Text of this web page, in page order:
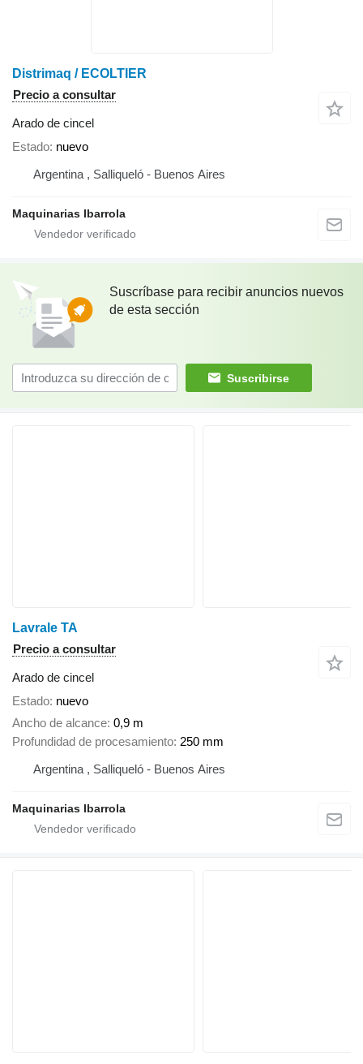
Distrimaq / ECOLTIER
Precio a consultar
Arado de cincel
Estado nuevo
Argentina , Salliqueló - Buenos Aires
Maquinarias Ibarrola
Suscríbase para recibir anuncios nuevos
de esta sección
Suscribirse
Lavrale TA
Precio a consultar
Arado de cincel
Estado nuevo
Ancho de alcance 0,9 m
Profundidad de procesamiento 250 mm
Argentina , Salliqueló - Buenos Aires
Maquinarias Ibarrola